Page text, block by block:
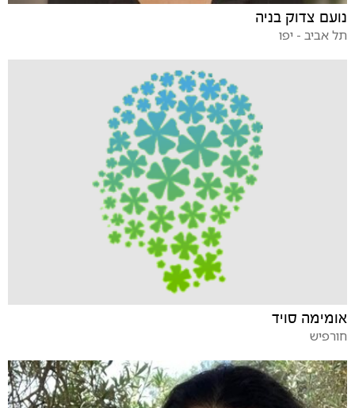
נועם צדוק בניה
תל אביב - יפו
אומימה סויד
חורפיש